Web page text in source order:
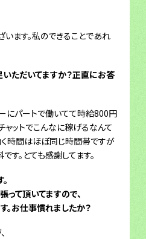
います。私のできることであれ
ただいてますか？正直にお答
にパートで働いてて時給800円
ャットでこんなに稼げるなんて
く時間はほぼ同じ時間帯ですが
す。とても感謝してます。
って頂いてますので、
。お仕事慣れましたか？